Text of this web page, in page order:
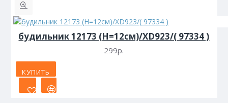
будильник 12173 (Н=12см)/XD923/( 97334 )
299р.
КУПИТЬ